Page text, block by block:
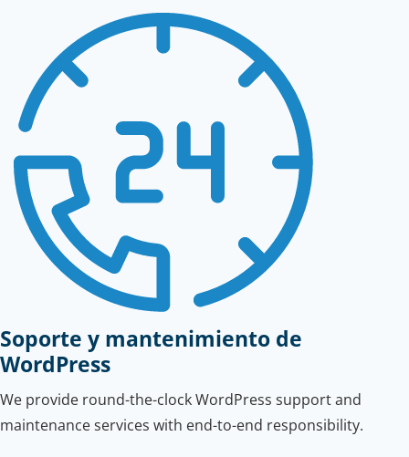
Soporte y mantenimiento de
WordPress
We provide round-the-clock WordPress support and
maintenance services with end-to-end responsibility.